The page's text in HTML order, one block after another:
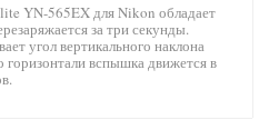
YN-565EX для Nikon обладает
за три секунды.
угол вертикального наклона
горизонтали вспышка движется в